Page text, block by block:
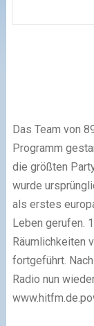
Das Team von
Programm
die größten
wurde
als erstes
Leben gerufen.
Räumlichkeiten
fortgeführt.
Radio nun